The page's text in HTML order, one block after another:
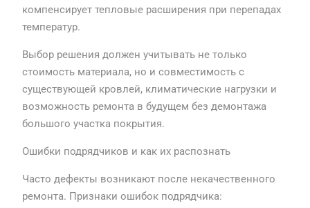
компенсирует тепловые расширения при перепадах
температур.
Выбор решения должен учитывать не только
стоимость материала, но и совместимость с
существующей кровлей, климатические нагрузки и
возможность ремонта в будущем без демонтажа
большого участка покрытия.
Ошибки подрядчиков и как их распознать
Часто дефекты возникают после некачественного
ремонта. Признаки ошибок подрядчика: